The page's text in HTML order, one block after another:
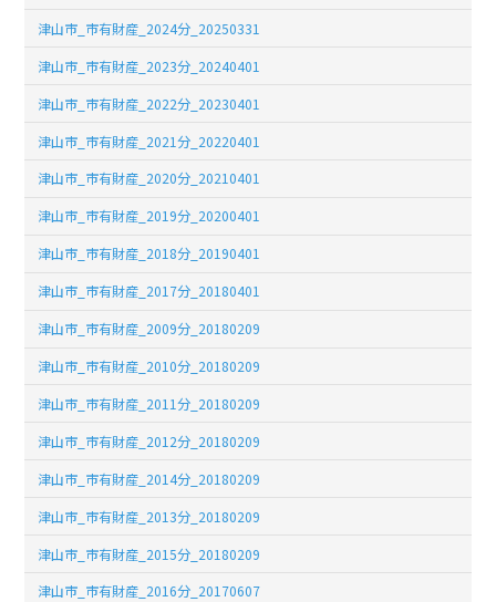
津山市_市有財産_2024分_20250331
津山市_市有財産_2023分_20240401
津山市_市有財産_2022分_20230401
津山市_市有財産_2021分_20220401
津山市_市有財産_2020分_20210401
津山市_市有財産_2019分_20200401
津山市_市有財産_2018分_20190401
津山市_市有財産_2017分_20180401
津山市_市有財産_2009分_20180209
津山市_市有財産_2010分_20180209
津山市_市有財産_2011分_20180209
津山市_市有財産_2012分_20180209
津山市_市有財産_2014分_20180209
津山市_市有財産_2013分_20180209
津山市_市有財産_2015分_20180209
津山市_市有財産_2016分_20170607